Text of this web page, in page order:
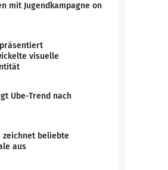
mit Jugendkampagne on
visuelle
Ube-Trend nach
zeichnet beliebte
aus